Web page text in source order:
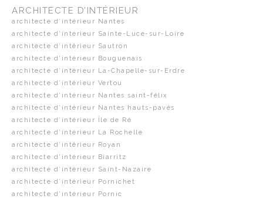
ARCHITECTE D’INTÉRIEUR
architecte d’intérieur Nantes
architecte d’intérieur Sainte-Luce-sur-Loire
architecte d’intérieur Sautron
architecte d’intérieur Bouguenais
architecte d’intérieur La-Chapelle-sur-Erdre
architecte d’intérieur Vertou
architecte d’intérieur Nantes saint-félix
architecte d’intérieur Nantes hauts-pavés
architecte d’intérieur Île de Ré
architecte d’intérieur La Rochelle
architecte d’intérieur Royan
architecte d’intérieur Biarritz
architecte d’intérieur Saint-Nazaire
architecte d’intérieur Pornichet
architecte d’intérieur Pornic